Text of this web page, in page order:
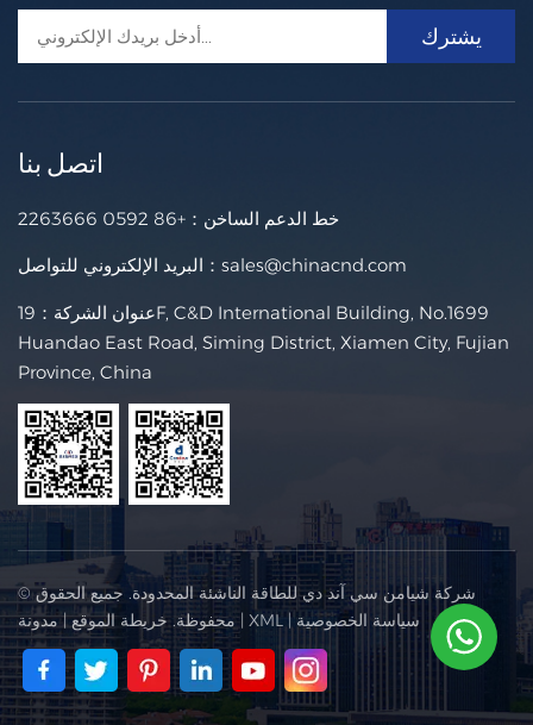
اتصل بنا
خط الدعم الساخن： +86 0592 2263666
البريد الإلكتروني للتواصل： sales@chinacnd.com
عنوان الشركة：19F, C&D International Building, No.1699
Huandao East Road, Siming District, Xiamen City, Fujian
Province, China
© شركة شيامن سي آند دي للطاقة الناشئة المحدودة. جميع الحقوق
محفوظة.خريطة الموقع|مدونة | XML |سياسة الخصوصية